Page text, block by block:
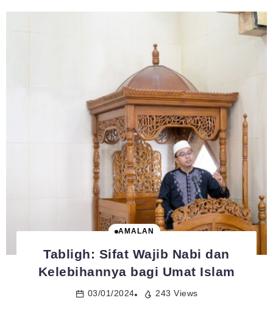
AMALAN
Tabligh: Sifat Wajib Nabi dan
Kelebihannya bagi Umat Islam
03/01/2024 243 Views